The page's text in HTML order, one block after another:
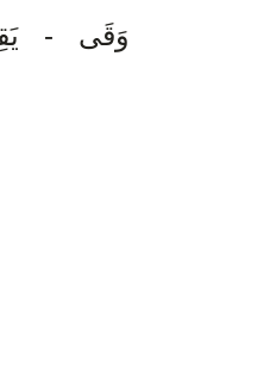
وَقَى -